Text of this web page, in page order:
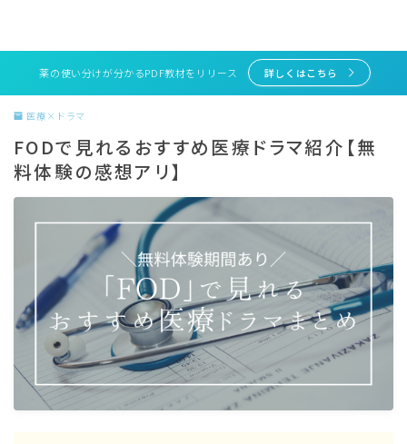
薬の使い分けが分かるPDF教材をリリース 詳しくはこちら
医療×ドラマ
FODで見れるおすすめ医療ドラマ紹介【無
料体験の感想アリ】